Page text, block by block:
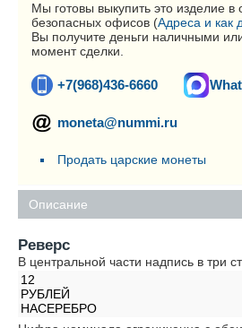
Мы готовы выкупить это изделие
безопасных офисов (Адреса и как
Вы получите деньги наличными
момент сделки.
+7(968)436-6660
moneta@nummi.ru
Продать царские монеты
Описание
Реверс
В центральной части надпись в три
12
РУБЛЕЙ
НАСЕРЕБРО